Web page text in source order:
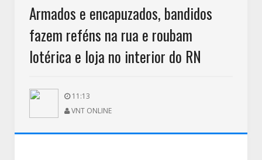
Armados e encapuzados, bandidos
fazem reféns na rua e roubam
lotérica e loja no interior do RN
11:13
VNT ONLINE